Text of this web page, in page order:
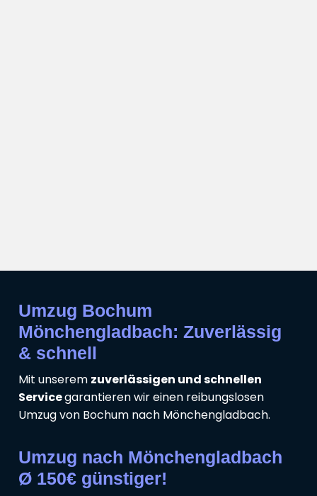
Umzug Bochum
Mönchengladbach: Zuverlässig
& schnell
Mit unserem zuverlässigen und schnellen
Servicegarantieren wir einen reibungslosen
Umzug von Bochum nach Mönchengladbach.
Umzug nach Mönchengladbach
Ø 150€ günstiger!